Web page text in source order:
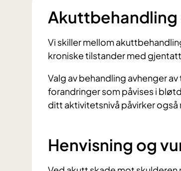
Vi skiller mellom
kroniske tilstander med
Valg av behandling avhenger
forandringer som påvises i
ditt aktivitetsnivå påvirker
Henvisning og